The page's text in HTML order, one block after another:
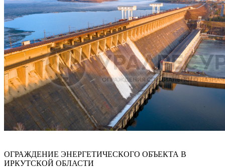
ОГРАЖДЕНИЕ ЭНЕРГЕТИЧЕСКОГО ОБЪЕКТА В
ИРКУТСКОЙ ОБЛАСТИ